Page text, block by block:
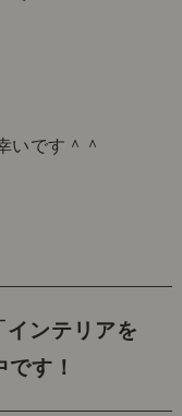
いです＾＾
インテリアを
す！